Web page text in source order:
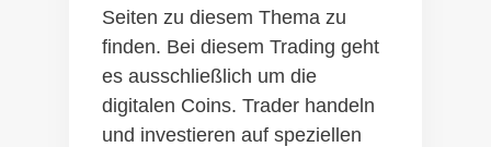
Seiten zu diesem Thema zu
finden. Bei diesem Trading geht
es ausschließlich um die
digitalen Coins. Trader handeln
und investieren auf speziellen